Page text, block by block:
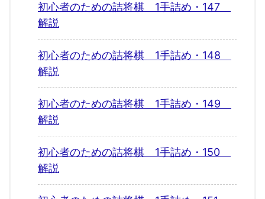
初心者のための詰将棋 1手詰め・147
解説
初心者のための詰将棋 1手詰め・148
解説
初心者のための詰将棋 1手詰め・149
解説
初心者のための詰将棋 1手詰め・150
解説